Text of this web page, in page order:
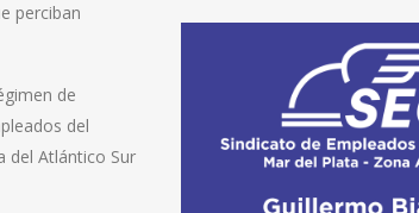
perciban
de
del
del Atlántico Sur